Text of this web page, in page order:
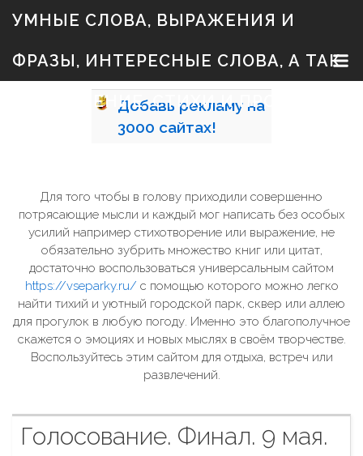
УМНЫЕ СЛОВА, ВЫРАЖЕНИЯ И
ФРАЗЫ, ИНТЕРЕСНЫЕ СЛОВА, А ТАК
ЖЕ ЗНАЧЕНИЕ, СТИХИ И ПРОЗА
k
t
o
Добавь рекламу на
3000 сайтах!
Для того чтобы в голову приходили совершенно
потрясающие мысли и каждый мог написать без особых
усилий например стихотворение или выражение, не
обязательно зубрить множество книг или цитат,
достаточно воспользоваться универсальным сайтом
https://vseparky.ru/ с помощью которого можно легко
найти тихий и уютный городской парк, сквер или аллею
для прогулок в любую погоду. Именно это благополучное
скажется о эмоциях и новых мыслях в своём творчестве.
Воспользуйтесь этим сайтом для отдыха, встреч или
развлечений.
Голосование. Финал. 9 мая.